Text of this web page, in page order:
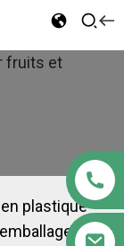
plastique